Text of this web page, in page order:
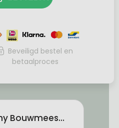
Beveiligd bestel en
betaalproces